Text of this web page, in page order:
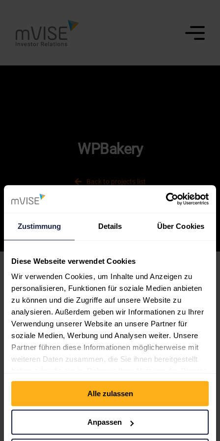
Zustimmung Details Über Cookies
Diese Webseite verwendet Cookies
Wir verwenden Cookies, um Inhalte und Anzeigen zu
personalisieren, Funktionen für soziale Medien anbieten
zu können und die Zugriffe auf unsere Website zu
analysieren. Außerdem geben wir Informationen zu Ihrer
Verwendung unserer Website an unsere Partner für
soziale Medien, Werbung und Analysen weiter. Unsere
Partner führen diese Informationen möglicherweise mit
weiteren Daten zusammen, die Sie ihnen bereitgestellt
gesammelt haben.
Alle zulassen
Anpassen
WPBakery
Back to projects list
WPBakery Main Demo
WPBakery Starter
Yoga
Clothing Store
Small Store
Construction
Coffee
Hotel